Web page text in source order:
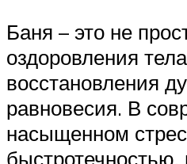
Баня – это не
оздоровления
восстановления
равновесия. В
насыщенном
быстротечностью,